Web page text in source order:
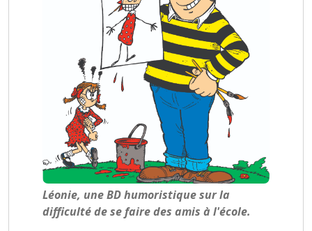
Léonie, une BD humoristique sur la
difficulté de se faire des amis à l'école.